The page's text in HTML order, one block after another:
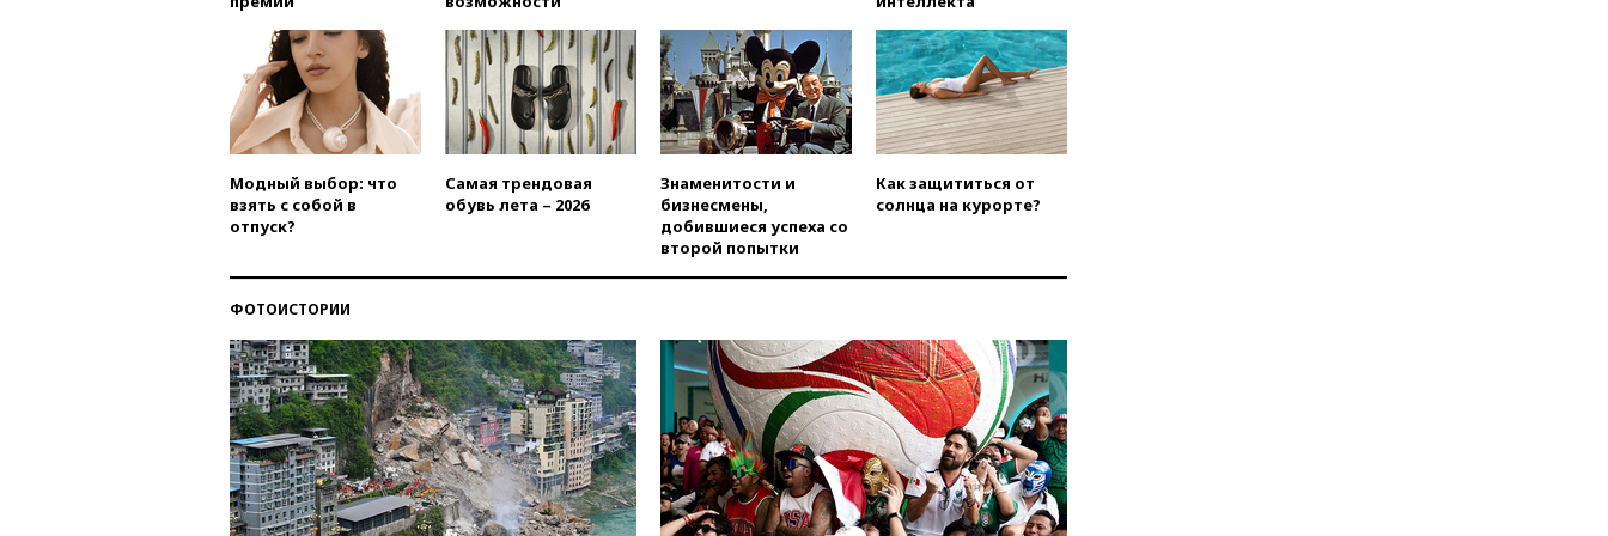
07:00
Силы ПВО сбили шесть
БПЛА ВСУ, летевших на
Москву
06:25
Золото подорожало до
$4350 за тройскую унцию
МИД РФ: Казахстан
понимает сущность киевского
режима
05:10Дом детства Нила
04:00Мирошник: России стоит
быть готовой к продолжению
украинского конфликта
03:16 Трамп заявил, что
предпочел бы соглашение с
Ираном
02:06 Лантратова: судьба
Модный выбор: что
взять с собой в
отпуск?
Самая трендовая
обувь лета – 2026
Знаменитости и
бизнесмены,
добившиеся успеха со
второй попытки
Как защититься от
солнца на курорте?
ФОТОИСТОРИИ